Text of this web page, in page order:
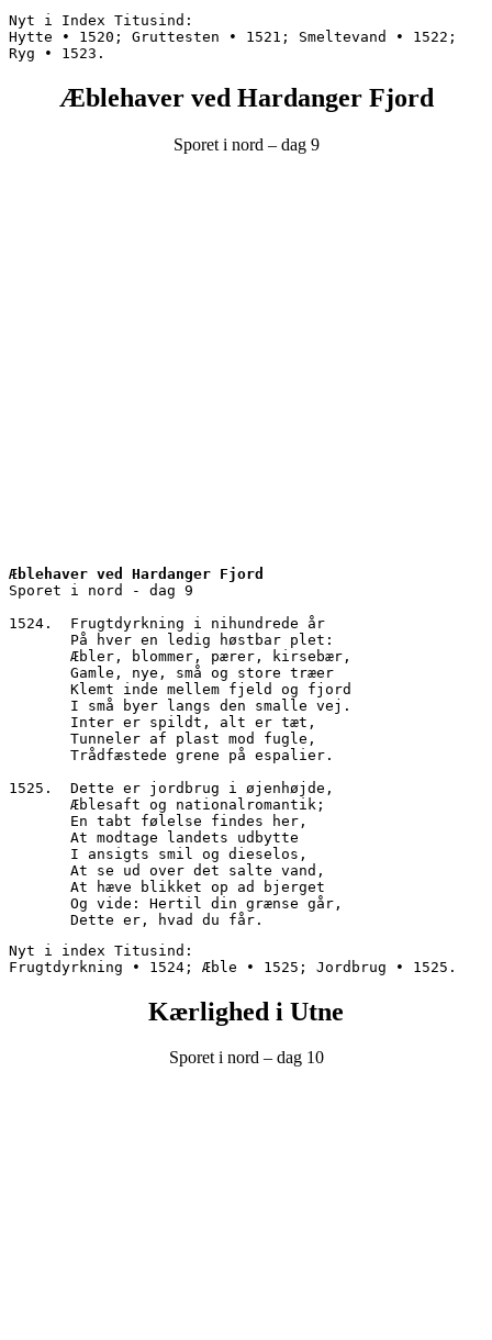
Nyt i Index Titusind:
Hytte • 1520; Gruttesten • 1521; Smeltevand • 1522;
Ryg • 1523.
Æblehaver ved Hardanger Fjord
Sporet i nord – dag 9
Æblehaver ved Hardanger Fjord
Sporet i nord - dag 9
1524.  Frugtdyrkning i nihundrede år
       På hver en ledig høstbar plet:
       Æbler, blommer, pærer, kirsebær,
       Gamle, nye, små og store træer
       Klemt inde mellem fjeld og fjord
       I små byer langs den smalle vej.
       Inter er spildt, alt er tæt,
       Tunneler af plast mod fugle,
       Trådfæstede grene på espalier.
1525.  Dette er jordbrug i øjenhøjde,
       Æblesaft og nationalromantik;
       En tabt følelse findes her,
       At modtage landets udbytte
       I ansigts smil og dieselos,
       At se ud over det salte vand,
       At hæve blikket op ad bjerget
       Og vide: Hertil din grænse går,
       Dette er, hvad du får.
Nyt i index Titusind:
Frugtdyrkning • 1524; Æble • 1525; Jordbrug • 1525.
Kærlighed i Utne
Sporet i nord – dag 10